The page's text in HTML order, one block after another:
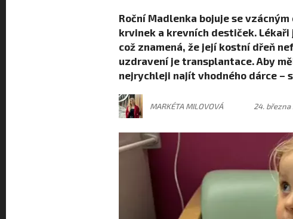
Roční Madlenka bojuje se
krvinek a krevních destiček.
což znamená, že její kostní dřeň
uzdravení je transplantace. Aby
nejrychleji najít vhodného dárce –
MARKÉTA MILOVOVÁ 24. března